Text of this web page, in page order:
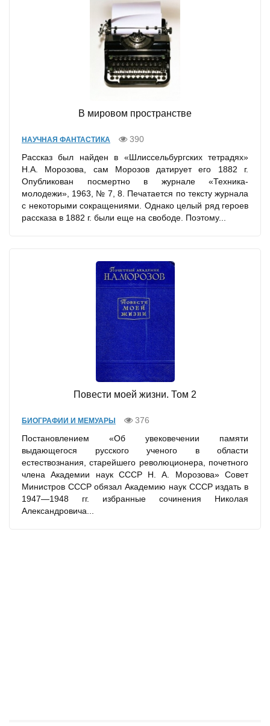
В мировом пространстве
НАУЧНАЯ ФАНТАСТИКА
390
Рассказ был найден в «Шлиссельбургских тетрадях»
Н.А. Морозова, сам Морозов датирует его 1882 г.
Опубликован посмертно в журнале «Техника-
молодежи», 1963, № 7, 8. Печатается по тексту журнала
с некоторыми сокращениями. Однако целый ряд героев
рассказа в 1882 г. были еще на свободе. Поэтому...
Повести моей жизни. Том 2
БИОГРАФИИ И МЕМУАРЫ
376
Постановлением «Об увековечении памяти
выдающегося русского ученого в области
естествознания, старейшего революционера, почетного
члена Академии наук СССР Н. А. Морозова» Совет
Министров СССР обязал Академию наук СССР издать в
1947—1948 гг. избранные сочинения Николая
Александровича...